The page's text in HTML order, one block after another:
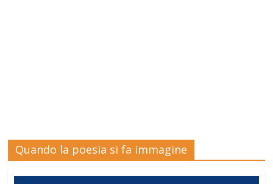
Quando la poesia si fa immagine